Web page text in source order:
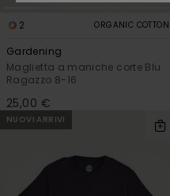
2 ORGANIC COTTON
Gardening
Maglietta a maniche corte Blu
Ragazzo 8-16
25,00 €
NUOVI ARRIVI